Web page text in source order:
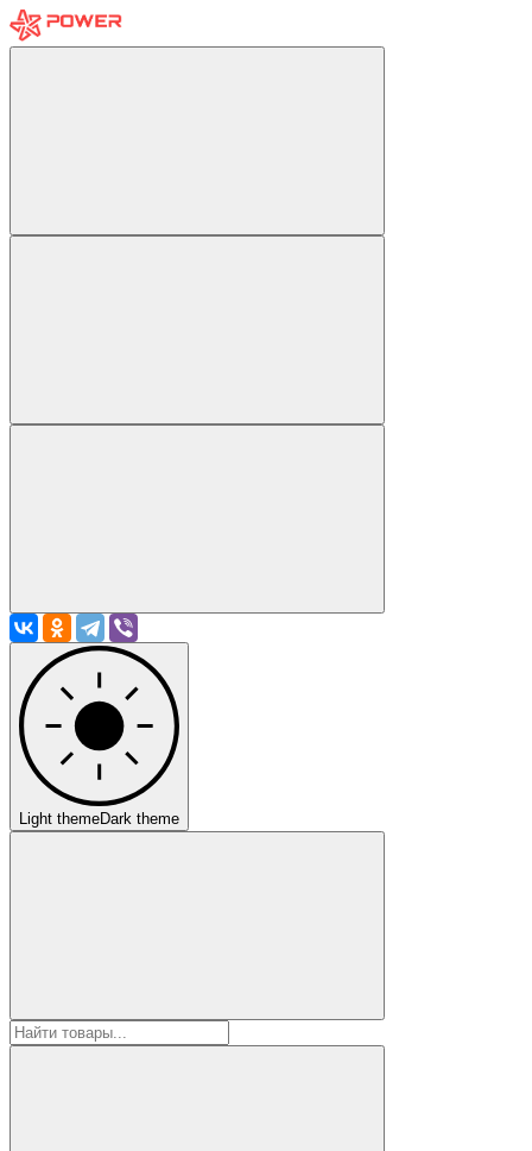
Light themeDark theme